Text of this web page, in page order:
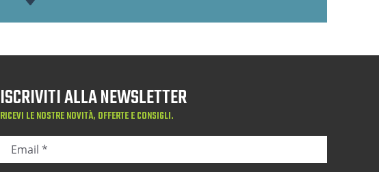
ISCRIVITI ALLA NEWSLETTER
RICEVI LE NOSTRE NOVITÀ, OFFERTE E CONSIGLI.